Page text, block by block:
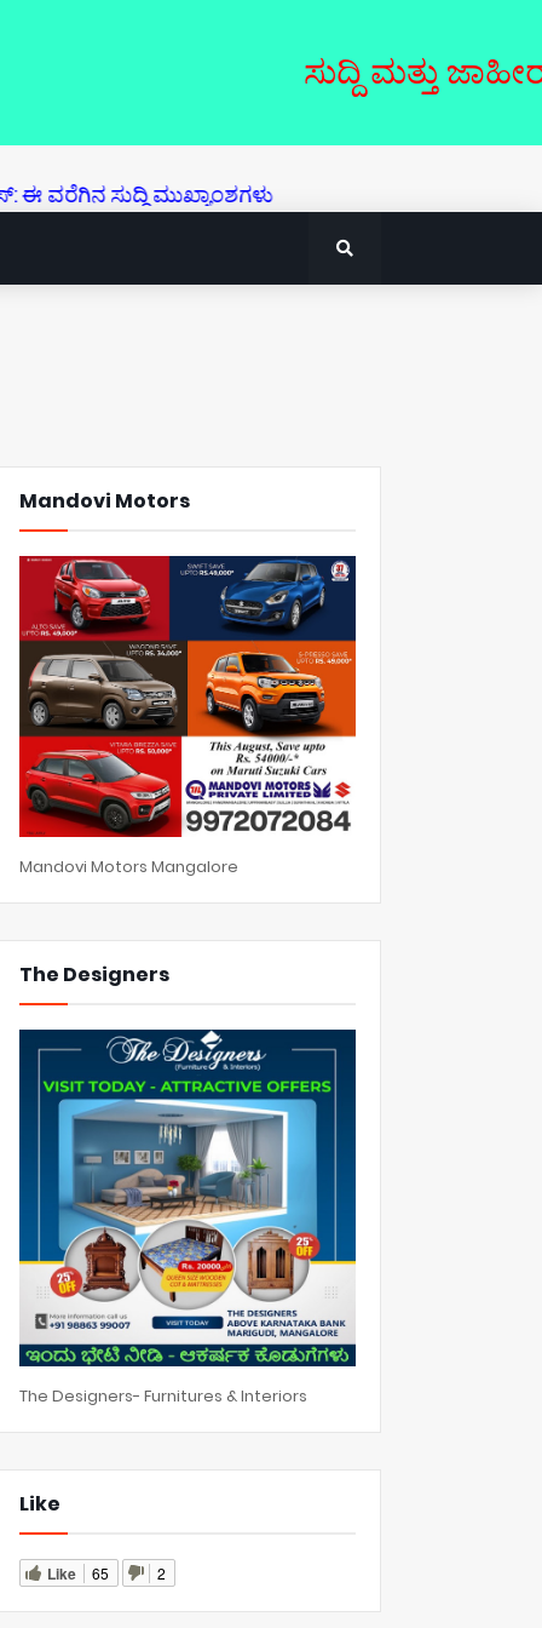
ಸುದ್ದಿ ಮತ್ತು
ಮುಖ್ಯಾಂಶಗಳು
Mandovi Motors
Mandovi Motors Mangalore
The Designers
The Designers- Furnitures & Interiors
Like
Like 65 2